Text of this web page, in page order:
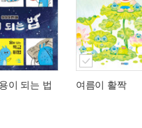
이 되는 법 여름이 활짝